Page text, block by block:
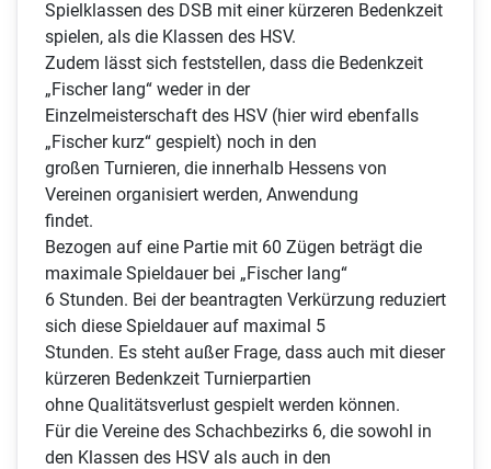
Spielklassen des DSB mit einer kürzeren Bedenkzeit
spielen, als die Klassen des HSV.
Zudem lässt sich feststellen, dass die Bedenkzeit
„Fischer lang“ weder in der
Einzelmeisterschaft des HSV (hier wird ebenfalls
„Fischer kurz“ gespielt) noch in den
großen Turnieren, die innerhalb Hessens von
Vereinen organisiert werden, Anwendung
findet.
Bezogen auf eine Partie mit 60 Zügen beträgt die
maximale Spieldauer bei „Fischer lang“
6 Stunden. Bei der beantragten Verkürzung reduziert
sich diese Spieldauer auf maximal 5
Stunden. Es steht außer Frage, dass auch mit dieser
kürzeren Bedenkzeit Turnierpartien
ohne Qualitätsverlust gespielt werden können.
Für die Vereine des Schachbezirks 6, die sowohl in
den Klassen des HSV als auch in den